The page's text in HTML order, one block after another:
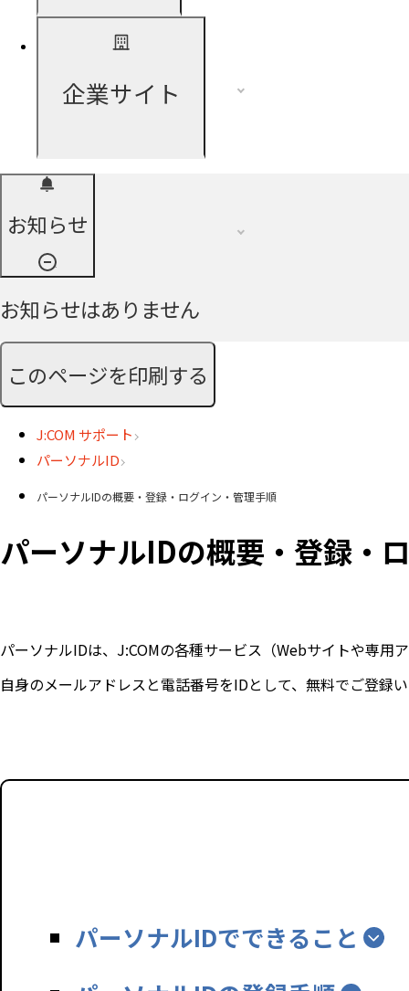
企業サイト
お知らせ
お知らせはありません
このページを印刷する
J:COM サポート
パーソナルID
パーソナルIDの概要・登録・ログイン・管理手順
パーソナルIDの概要・登録・
パーソナルIDは、J:COMの各種サービス（Webサイトや専
自身のメールアドレスと電話番号をIDとして、無料でご登録
パーソナルIDでできること